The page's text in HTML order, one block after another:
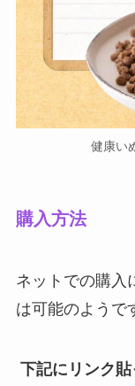
健康い
購入方法
ネットでの購入
は可能のようで
下記にリンク貼